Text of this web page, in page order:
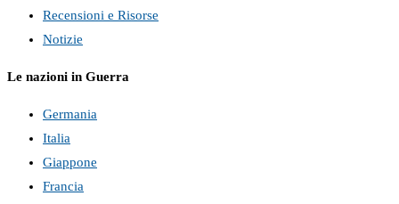
Recensioni e Risorse
Notizie
Le nazioni in Guerra
Germania
Italia
Giappone
Francia